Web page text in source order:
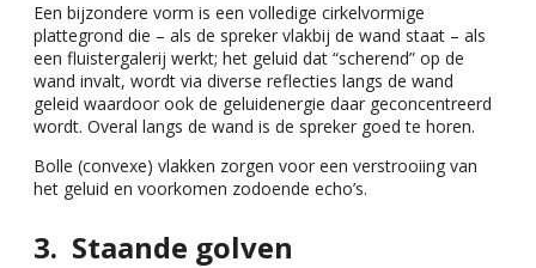
Een bijzondere vorm is een volledige cirkelvormige
plattegrond die – als de spreker vlakbij de wand staat – als
een fluistergalerij werkt; het geluid dat “scherend” op de
wand invalt, wordt via diverse reflecties langs de wand
geleid waardoor ook de geluidenergie daar geconcentreerd
wordt. Overal langs de wand is de spreker goed te horen.
Bolle (convexe) vlakken zorgen voor een verstrooiing van
het geluid en voorkomen zodoende echo’s.
Staande golven